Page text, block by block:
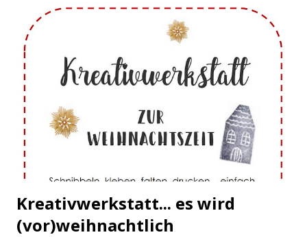
Kreativwerkstatt... es wird
(vor)weihnachtlich